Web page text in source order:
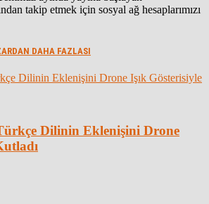
takip etmek için sosyal ağ hesaplarımızı
DAHA FAZLASI
Dilinin Eklenişini Drone